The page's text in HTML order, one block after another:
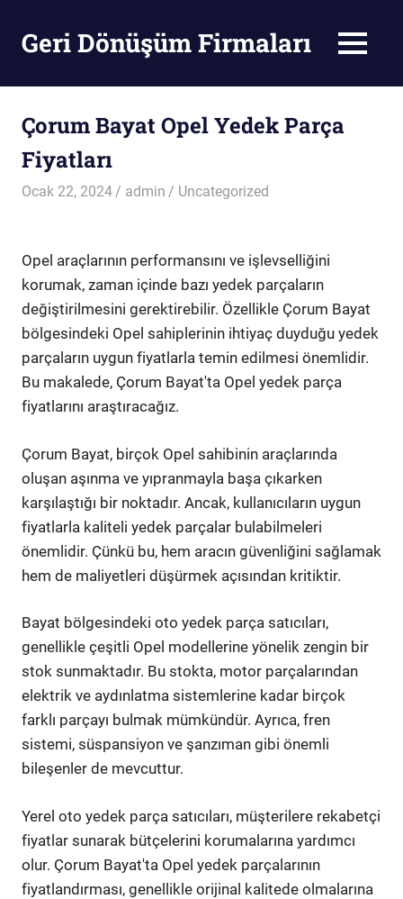
contentGeri Dönüşüm Firmaları
Firmaları
MENU
Çorum Bayat Opel Yedek Parça
Fiyatları
Ocak 22, 2024 admin Uncategorized
Opel araçlarının performansını ve işlevselliğini
korumak, zaman içinde bazı yedek parçaların
değiştirilmesini gerektirebilir. Özellikle Çorum Bayat
bölgesindeki Opel sahiplerinin ihtiyaç duyduğu yedek
parçaların uygun fiyatlarla temin edilmesi önemlidir.
Bu makalede, Çorum Bayat'ta Opel yedek parça
fiyatlarını araştıracağız.
Çorum Bayat, birçok Opel sahibinin araçlarında
oluşan aşınma ve yıpranmayla başa çıkarken
karşılaştığı bir noktadır. Ancak, kullanıcıların uygun
fiyatlarla kaliteli yedek parçalar bulabilmeleri
önemlidir. Çünkü bu, hem aracın güvenliğini sağlamak
hem de maliyetleri düşürmek açısından kritiktir.
Bayat bölgesindeki oto yedek parça satıcıları,
genellikle çeşitli Opel modellerine yönelik zengin bir
stok sunmaktadır. Bu stokta, motor parçalarından
elektrik ve aydınlatma sistemlerine kadar birçok
farklı parçayı bulmak mümkündür. Ayrıca, fren
sistemi, süspansiyon ve şanzıman gibi önemli
bileşenler de mevcuttur.
Yerel oto yedek parça satıcıları, müşterilere rekabetçi
fiyatlar sunarak bütçelerini korumalarına yardımcı
olur. Çorum Bayat'ta Opel yedek parçalarının
fiyatlandırması, genellikle orijinal kalitede olmalarına